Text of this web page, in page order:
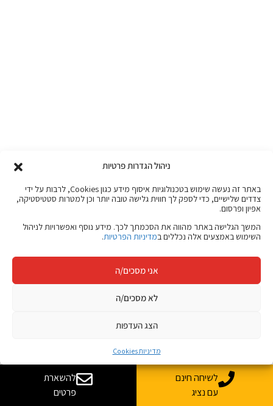
ניהול הגדרות פרטיות
באתר זה נעשה שימוש בטכנולוגיות איסוף מידע כגון Cookies, לרבות על ידי
צדדים שלישיים, כדי לספק לך חווית גלישה טובה יותר וכן למטרות סטטיסטיקה,
אפיון ופרסום.
המשך הגלישה באתר מהווה את הסכמתך לכך. מידע נוסף ואפשרויות לניהול
השימוש באמצעים אלה נכללים במדיניות הפרטיות.
אני מסכים/ה
לא מסכים/ה
הצג העדפות
מדיניות Cookies
לשיחה חינם
עם נציג
להשארת
פרטים